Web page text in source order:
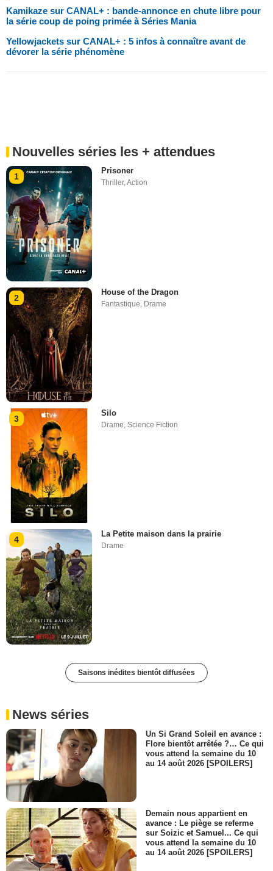
Kamikaze sur CANAL+ : bande-annonce en chute libre pour
la série coup de poing primée à Séries Mania
Yellowjackets sur CANAL+ : 5 infos à connaître avant de
dévorer la série phénomène
Nouvelles séries les + attendues
1
Prisoner
Thriller,Action
2
House of the Dragon
Fantastique Drame
3
Silo
Drame,Science Fiction
4
La Petite maison dans la prairie
Drame
Saisons inédites bientôt diffusées
News séries
Un Si Grand Soleil en avance :
Flore bientôt arrêtée ?… Ce qui
vous attend la semaine du 10
au 14 août 2026 [SPOILERS]
Demain nous appartient en
avance : Le piège se referme
sur Soizic et Samuel... Ce qui
vous attend la semaine du 10
au 14 août 2026 [SPOILERS]